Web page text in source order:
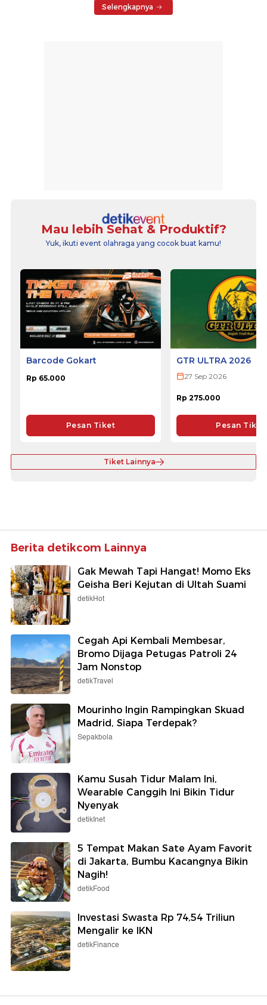
Selengkapnya
Mau lebih Sehat & Produktif?
Yuk, ikuti event olahraga yang cocok buat kamu!
Barcode Gokart
Rp 65.000
Pesan Tiket
GTR ULTRA 2026
27 Sep 2026
Rp 275.000
Pesan Tiket
Tiket Lainnya
Berita detikcom Lainnya
Gak Mewah Tapi Hangat! Momo Eks
Geisha Beri Kejutan di Ultah Suami
detikHot
Cegah Api Kembali Membesar,
Bromo Dijaga Petugas Patroli 24
Jam Nonstop
detikTravel
Mourinho Ingin Rampingkan Skuad
Madrid, Siapa Terdepak?
Sepakbola
Kamu Susah Tidur Malam Ini,
Wearable Canggih Ini Bikin Tidur
Nyenyak
detikInet
5 Tempat Makan Sate Ayam Favorit
di Jakarta, Bumbu Kacangnya Bikin
Nagih!
detikFood
Investasi Swasta Rp 74,54 Triliun
Mengalir ke IKN
detikFinance